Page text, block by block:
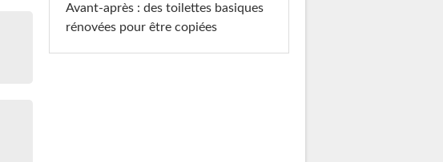
Avant-après : des toilettes basiques
rénovées pour être copiées